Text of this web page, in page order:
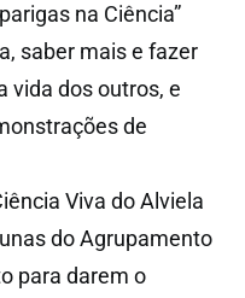
na Ciência”
saber mais e fazer
vida dos outros, e
de
Viva do Alviela
do Agrupamento
para darem o